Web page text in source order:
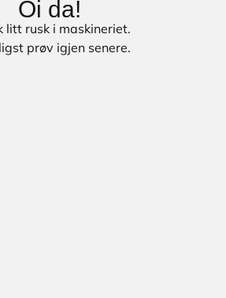
Oi da!
litt rusk i maskineriet.
prøv igjen senere.